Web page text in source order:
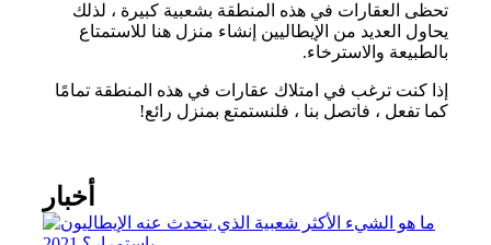
تحظى العقارات في هذه المنطقة بشعبية كبيرة ، لذلك
يحاول العديد من الإيطاليين إنشاء منزل هنا للاستمتاع
بالطبيعة والاسترخاء.
إذا كنت ترغب في امتلاك عقارات في هذه المنطقة تمامًا
كما تفعل ، فاتصل بنا ، فلنستمتع بمنزل رائع!
أخبار